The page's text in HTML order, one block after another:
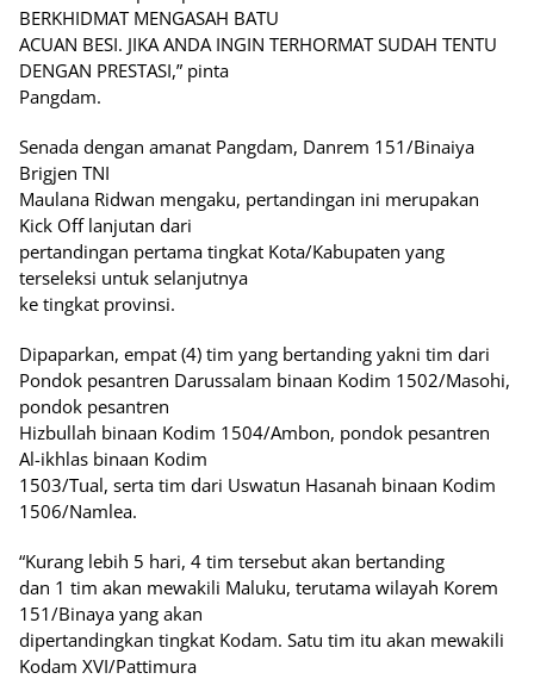
BERKHIDMAT MENGASAH BATU
ACUAN BESI. JIKA ANDA INGIN TERHORMAT SUDAH TENTU
DENGAN PRESTASI,” pinta
Pangdam.
Senada dengan amanat Pangdam, Danrem 151/Binaiya
Brigjen TNI
Maulana Ridwan mengaku, pertandingan ini merupakan
Kick Off lanjutan dari
pertandingan pertama tingkat Kota/Kabupaten yang
terseleksi untuk selanjutnya
ke tingkat provinsi.
Dipaparkan, empat (4) tim yang bertanding yakni tim dari
Pondok pesantren Darussalam binaan Kodim 1502/Masohi,
pondok pesantren
Hizbullah binaan Kodim 1504/Ambon, pondok pesantren
Al-ikhlas binaan Kodim
1503/Tual, serta tim dari Uswatun Hasanah binaan Kodim
1506/Namlea.
“Kurang lebih 5 hari, 4 tim tersebut akan bertanding
dan 1 tim akan mewakili Maluku, terutama wilayah Korem
151/Binaya yang akan
dipertandingkan tingkat Kodam. Satu tim itu akan mewakili
Kodam XVI/Pattimura